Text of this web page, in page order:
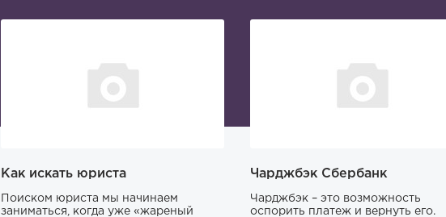
Как искать юриста
Поиском юриста мы начинаем
заниматься, когда уже «жареный
Чарджбэк Сбербанк
Чарджбэк – это возможность
оспорить платеж и вернуть его.